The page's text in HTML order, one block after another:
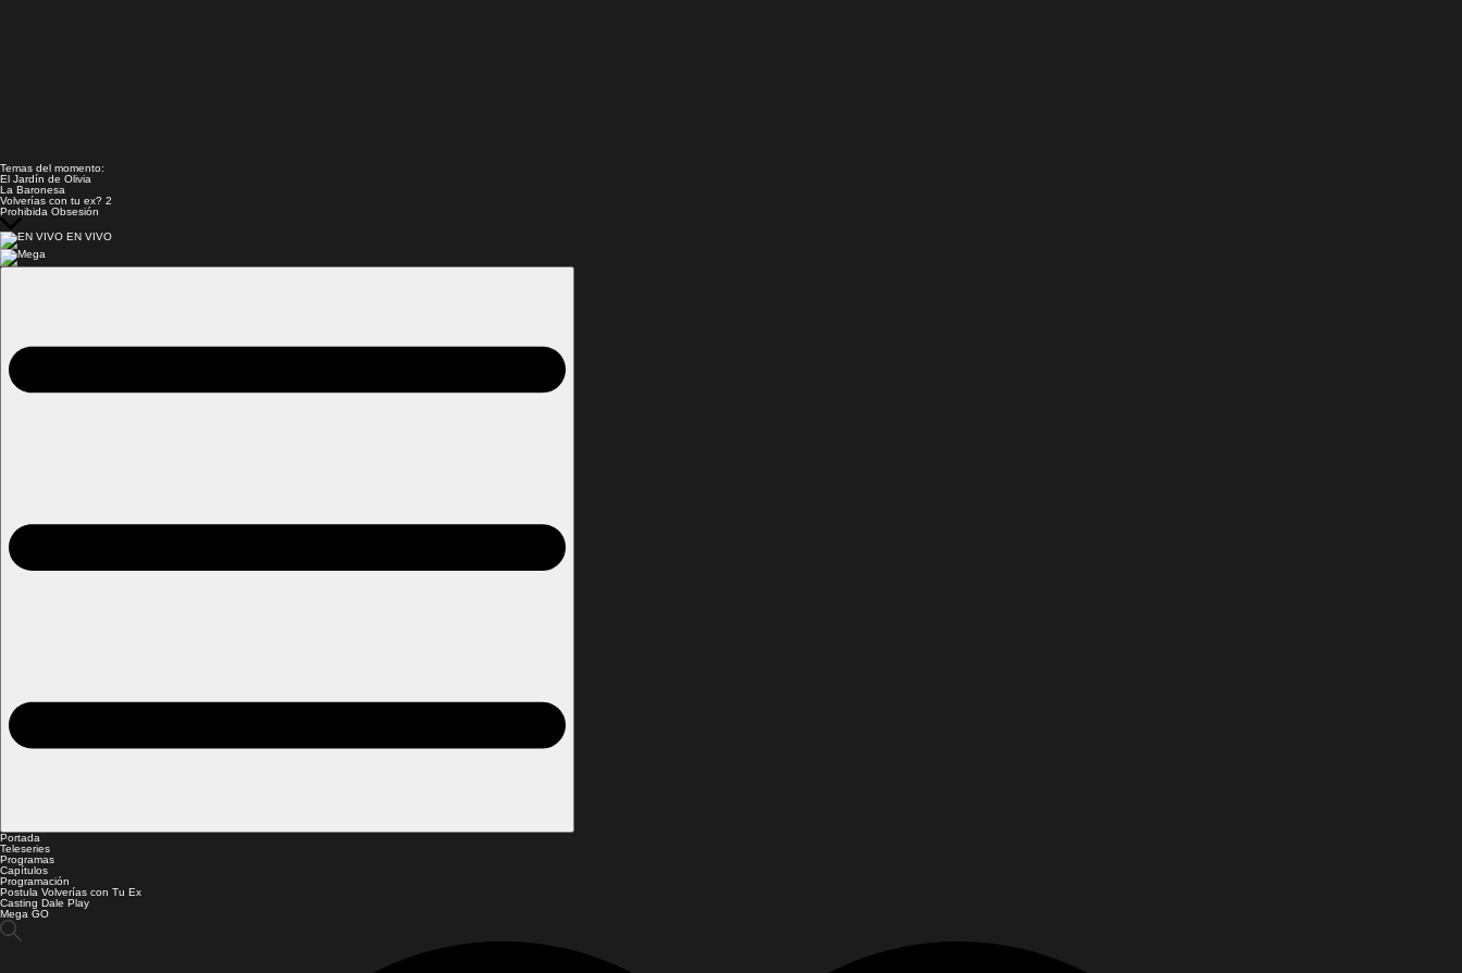
Temas del momento:
El Jardín de Olivia
La Baronesa
Volverías con tu ex? 2
Prohibida Obsesión
EN VIVO
Portada
Teleseries
Programas
Capítulos
Programación
Postula Volverías con Tu Ex
Casting Dale Play
Mega GO